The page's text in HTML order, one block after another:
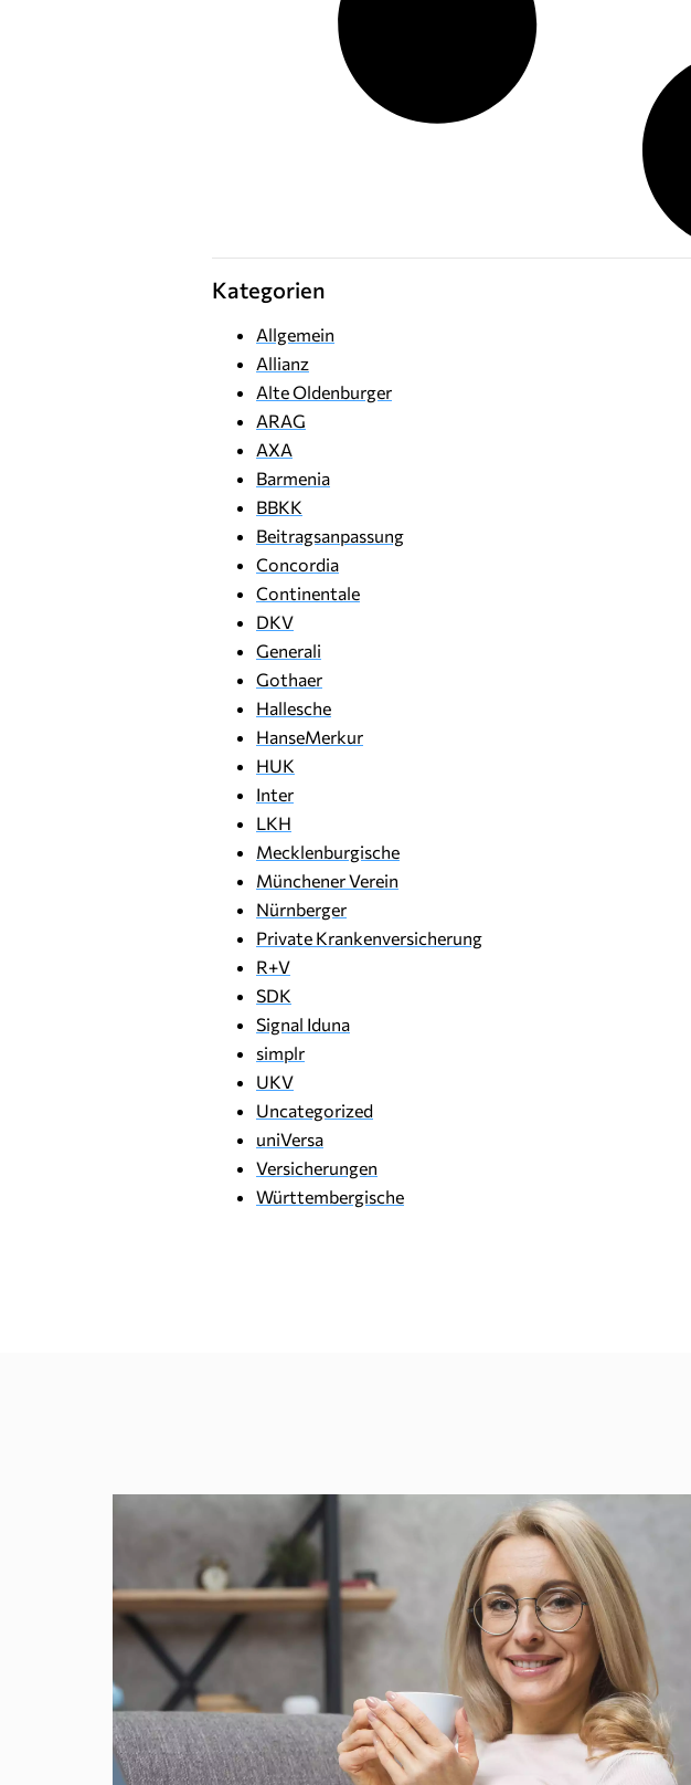
Kategorien
Allgemein
Allianz
Alte Oldenburger
ARAG
AXA
Barmenia
BBKK
Beitragsanpassung
Concordia
Continentale
DKV
Generali
Gothaer
Hallesche
HanseMerkur
HUK
Inter
LKH
Mecklenburgische
Münchener Verein
Nürnberger
Private Krankenversicherung
R+V
SDK
Signal Iduna
simplr
UKV
Uncategorized
uniVersa
Versicherungen
Württembergische